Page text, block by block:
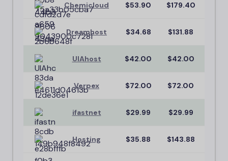
Chemicloud $53.90 $179.40
Dreamhost $34.68 $131.88
UlAhost $42.00 $42.00
Verpex $72.00 $72.00
ifastnet $29.99 $29.99
Hosting $35.88 $143.88